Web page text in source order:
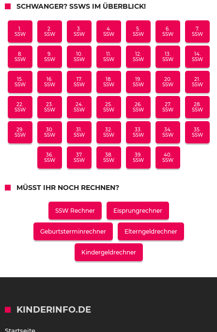
SCHWANGER? SSWS IM ÜBERBLICK!
1.
SSW
2.
SSW
3.
SSW
4.
SSW
5.
SSW
6.
SSW
7.
SSW
8.
SSW
9.
SSW
10.
SSW
11.
SSW
12.
SSW
13.
SSW
14.
SSW
15.
SSW
16.
SSW
17.
SSW
18.
SSW
19.
SSW
20.
SSW
21.
SSW
22.
SSW
23.
SSW
24.
SSW
25.
SSW
26.
SSW
27.
SSW
28.
SSW
29.
SSW
30.
SSW
31.
SSW
32.
SSW
33.
SSW
34.
SSW
35.
SSW
36.
SSW
37.
SSW
38.
SSW
39.
SSW
40.
SSW
MÜSST IHR NOCH RECHNEN?
SSW Rechner Eisprungrechner
Geburtsterminrechner Elterngeldrechner
Kindergeldrechner
KINDERINFO.DE